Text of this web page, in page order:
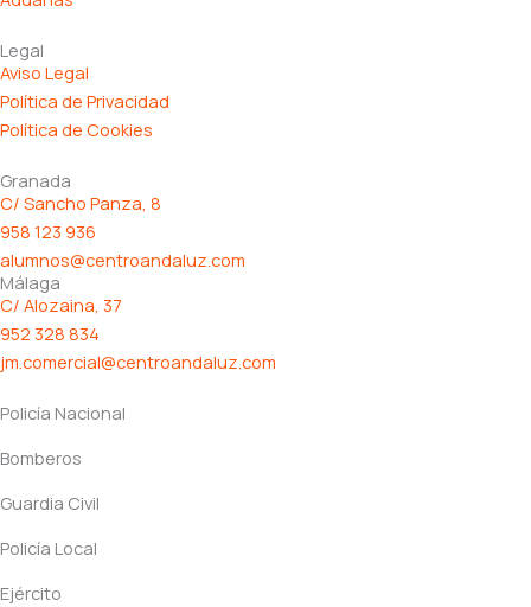
o
k
-
f
a
m
Legal
Aviso Legal
Política de Privacidad
Política de Cookies
Granada
C/ Sancho Panza, 8
958 123 936
alumnos@centroandaluz.com
Málaga
C/ Alozaina, 37
952 328 834
jm.comercial@centroandaluz.com
Policía Nacional
Bomberos
Guardia Civil
Policía Local
Ejército